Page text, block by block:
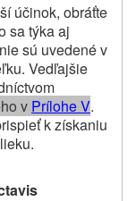
účinok, obráťte
sa týka aj
sú uvedené v
Vedľajšie
v Prílohe V.
k získaniu